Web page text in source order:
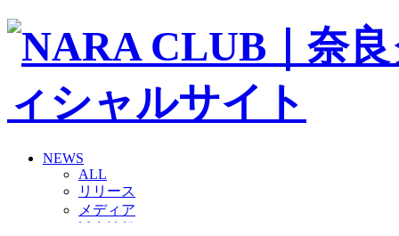
NEWS
ALL
リリース
メディア